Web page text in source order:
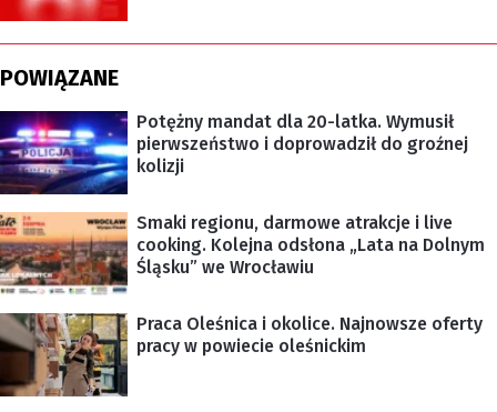
POWIĄZANE
Potężny mandat dla 20-latka. Wymusił
pierwszeństwo i doprowadził do groźnej
kolizji
Smaki regionu, darmowe atrakcje i live
cooking. Kolejna odsłona „Lata na Dolnym
Śląsku” we Wrocławiu
Praca Oleśnica i okolice. Najnowsze oferty
pracy w powiecie oleśnickim